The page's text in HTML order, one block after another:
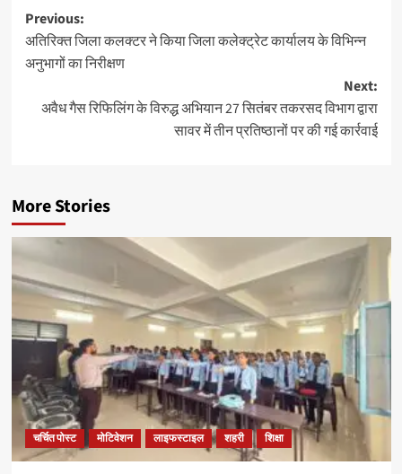
Previous:
अतिरिक्त जिला कलक्टर ने किया जिला कलेक्ट्रेट कार्यालय के विभिन्न
अनुभागों का निरीक्षण
Next:
अवैध गैस रिफिलिंग के विरुद्ध अभियान 27 सितंबर तकरसद विभाग द्वारा
सावर में तीन प्रतिष्ठानों पर की गई कार्रवाई
More Stories
चर्चित पोस्ट मोटिवेशन लाइफस्टाइल शहरी शिक्षा